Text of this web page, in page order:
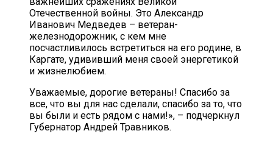
Отечественной войны. Это Александр
Иванович Медведев – ветеран-
железнодорожник, с кем мне
посчастливилось встретиться на его родине, в
Каргате, удививший меня своей энергетикой
и жизнелюбием.
Уважаемые, дорогие ветераны! Спасибо за
все, что вы для нас сделали, спасибо за то, что
вы были и есть рядом с нами!», – подчеркнул
Губернатор Андрей Травников.